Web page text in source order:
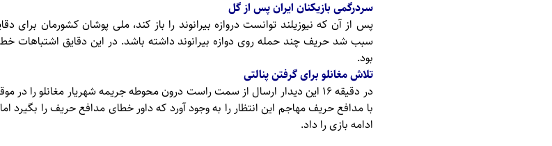
سردرگمی بازیکنان ایران پس از گل
پس از آن که نیوزیلند توانست دروازه بیرانوند را باز کند، ملی پوشان کشورمان برای
سبب شد حریف چند حمله روی دوازه بیرانوند داشته باشد. در این دقایق اشتباهات
بود.
تلاش مغانلو برای گرفتن پنالتی
در دقیقه ۱۶ این دیدار ارسال از سمت راست درون محوطه جریمه شهریار مغانلو را
با مدافع حریف مهاجم این انتظار را به وجود آورد که داور خطای مدافع حریف را بگیرد
ادامه بازی را داد.